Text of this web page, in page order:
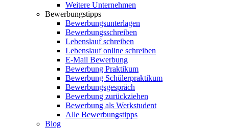
Weitere Unternehmen
Bewerbungstipps
Bewerbungsunterlagen
Bewerbungsschreiben
Lebenslauf schreiben
Lebenslauf online schreiben
E-Mail Bewerbung
Bewerbung Praktikum
Bewerbung Schülerpraktikum
Bewerbungsgespräch
Bewerbung zurückziehen
Bewerbung als Werkstudent
Alle Bewerbungstipps
Blog